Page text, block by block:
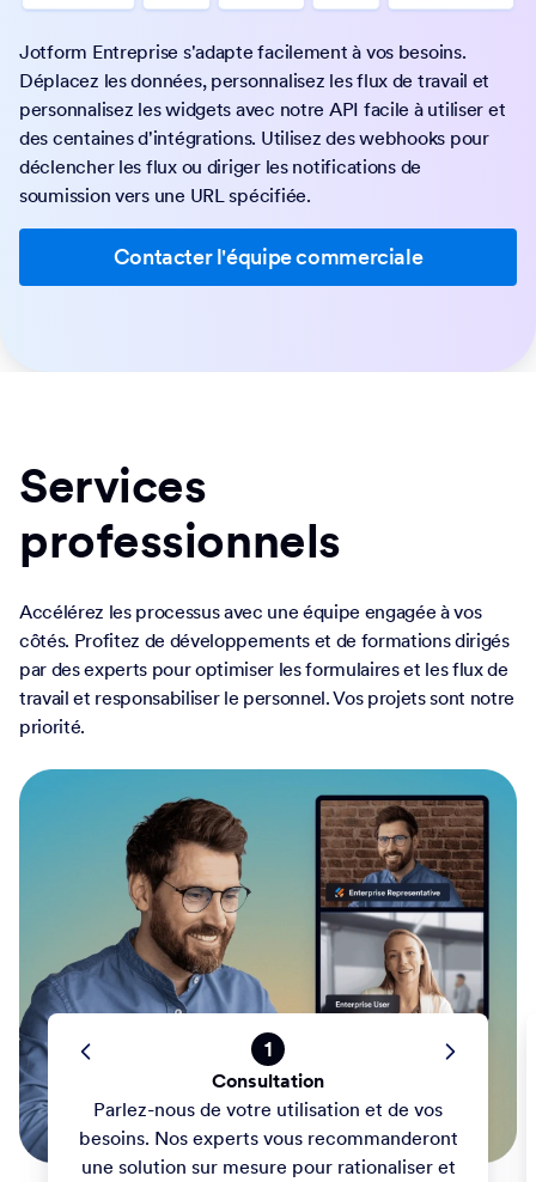
Jotform Entreprise s'adapte facilement à vos besoins.
Déplacez les données, personnalisez les flux de travail et
personnalisez les widgets avec notre API facile à utiliser et
des centaines d'intégrations. Utilisez des webhooks pour
déclencher les flux ou diriger les notifications de
soumission vers une URL spécifiée.
Contacter l'équipe commerciale
Services
professionnels
Accélérez les processus avec une équipe engagée à vos
côtés. Profitez de développements et de formations dirigés
par des experts pour optimiser les formulaires et les flux de
travail et responsabiliser le personnel. Vos projets sont notre
priorité.
1
Consultation
Parlez-nous de votre utilisation et de vos
besoins. Nos experts vous recommanderont
une solution sur mesure pour rationaliser et